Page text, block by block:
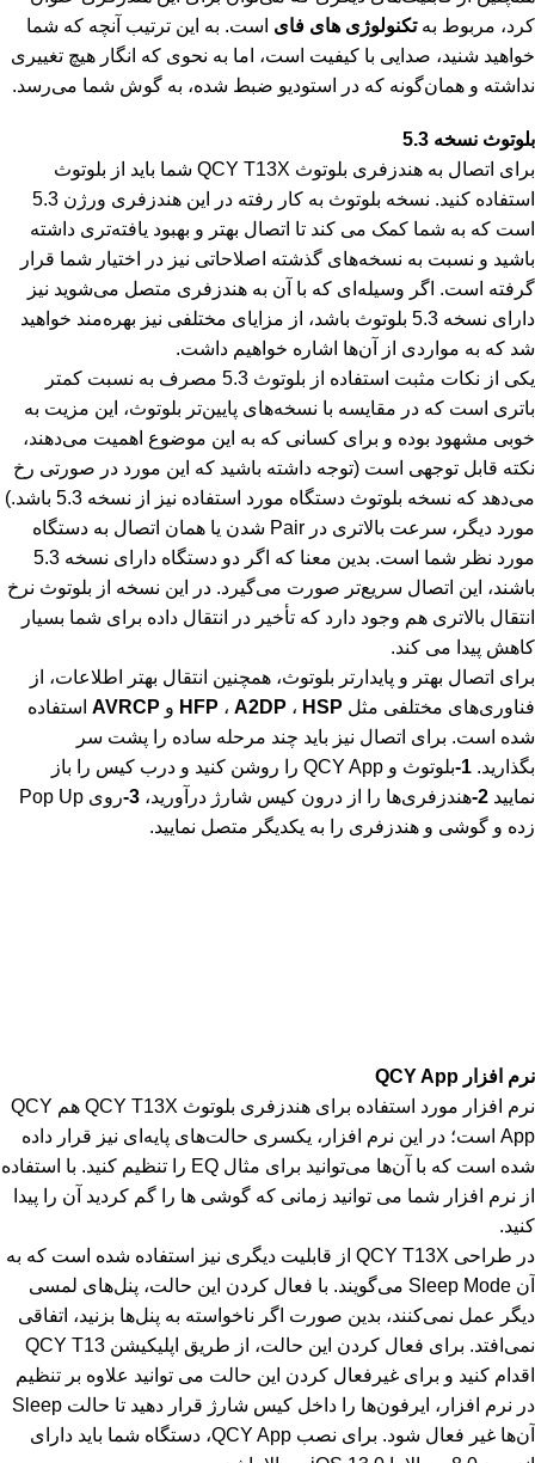
کرد، مربوط بهتکنولوژی های فای است. به این ترتیب آنچه که شما
خواهید شنید، صدایی با کیفیت است، اما به نحوی که انگار هیچ تغییری
نداشته و همان‌گونه که در استودیو ضبط شده، به گوش شما می‌رسد.
بلوتوث نسخه 5.3
برای اتصال به هندزفری بلوتوث QCY T13X شما باید از بلوتوث
استفاده کنید. نسخه بلوتوث به کار رفته در این هندزفری ورژن 5.3
است که به شما کمک می کند تا اتصال بهتر و بهبود یافته‌تری داشته
باشید و نسبت به نسخه‌های گذشته اصلاحاتی نیز در اختیار شما قرار
گرفته است. اگر وسیله‌ای که با آن به هندزفری متصل می‌شوید نیز
دارای نسخه 5.3 بلوتوث باشد، از مزایای مختلفی نیز بهره‌مند خواهید
شد که به مواردی از آن‌ها اشاره خواهیم داشت.
یکی از نکات مثبت استفاده از بلوتوث 5.3 مصرف به نسبت کمتر
باتری است که در مقایسه با نسخه‌های پایین‌تر بلوتوث، این مزیت به
خوبی مشهود بوده و برای کسانی که به این موضوع اهمیت می‌دهند،
نکته قابل توجهی است (توجه داشته باشید که این مورد در صورتی رخ
می‌دهد که نسخه بلوتوث دستگاه مورد استفاده نیز از نسخه 5.3 باشد.)
مورد دیگر، سرعت بالاتری در Pair شدن یا همان اتصال به دستگاه
مورد نظر شما است. بدین معنا که اگر دو دستگاه دارای نسخه 5.3
باشند، این اتصال سریع‌تر صورت می‌گیرد. در این نسخه از بلوتوث نرخ
انتقال بالاتری هم وجود دارد که تأخیر در انتقال داده برای شما بسیار
کاهش پیدا می کند.
برای اتصال بهتر و پایدارتر بلوتوث، همچنین انتقال بهتر اطلاعات، از
فناوری‌های مختلفی مثل
HFP ، A2DP ، HSP و AVRCP استفاده
شده است. برای اتصال نیز باید چند مرحله ساده را پشت سر
بگذارید. 1-
بلوتوث و QCY App را روشن کنید و درب کیس را باز
نمایید 2- هندزفری‌ها را از درون کیس شارژ درآورید، 3-
روی Pop Up
زده و گوشی و هندزفری را به یکدیگر متصل نمایید.
نرم افزار QCY App
نرم افزار مورد استفاده برای هندزفری بلوتوث QCY T13X هم QCY
App است؛ در این نرم افزار، یکسری حالت‌های پایه‌ای نیز قرار داده
شده است که با آن‌ها می‌توانید برای مثال EQ را تنظیم کنید. با استفاده
از نرم افزار شما می توانید زمانی که گوشی ها را گم کردید آن را پیدا
کنید.
در طراحی QCY T13X از قابلیت دیگری نیز استفاده شده است که به
آن Sleep Mode می‌گویند. با فعال کردن این حالت، پنل‌های لمسی
دیگر عمل نمی‌کنند، بدین صورت اگر ناخواسته به پنل‌ها بزنید، اتفاقی
نمی‌افتد. برای فعال کردن این حالت، از طریق اپلیکیشن QCY T13
اقدام کنید و برای غیرفعال کردن این حالت می توانید علاوه بر تنظیم
در نرم افزار، ایرفون‌ها را داخل کیس شارژ قرار دهید تا حالت Sleep
آن‌ها غیر فعال شود. برای نصب QCY App، دستگاه شما باید دارای